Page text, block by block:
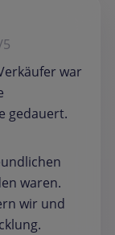
war
gedauert.
waren.
wir und